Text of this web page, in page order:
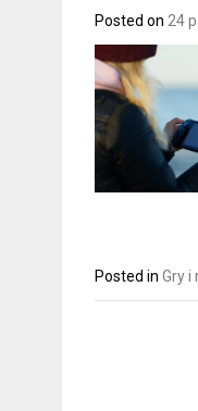
Posted on 24
Posted in Gry i